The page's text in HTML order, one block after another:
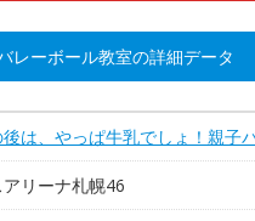
レーボール教室の詳細データ
は、やっぱ牛乳でしょ！親子
リーナ札幌46